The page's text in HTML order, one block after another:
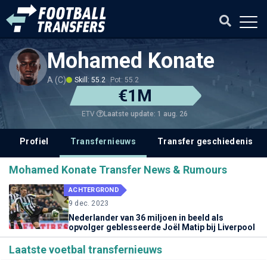
Mohamed Konate
A (C) Skill: 55.2 Pot: 55.2
€1M
ETV Laatste update: 1 aug. 26
Profiel Transfernieuws Transfer geschiedenis
Mohamed Konate Transfer News & Rumours
ACHTERGROND
9 dec. 2023
Nederlander van 36 miljoen in beeld als
opvolger geblesseerde Joël Matip bij Liverpool
Laatste voetbal transfernieuws